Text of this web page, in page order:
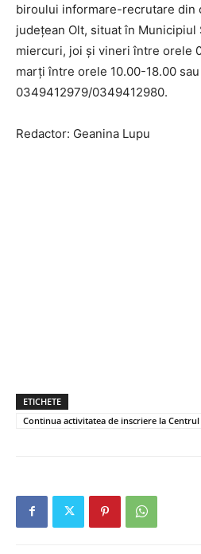
biroului informare-recrutare din
județean Olt, situat în
miercuri, joi și vineri între orele
marți între orele 10.00-18.00
0349412979/0349412980.
Redactor: Geanina Lupu
ETICHETE
Continua activitatea de inscriere la